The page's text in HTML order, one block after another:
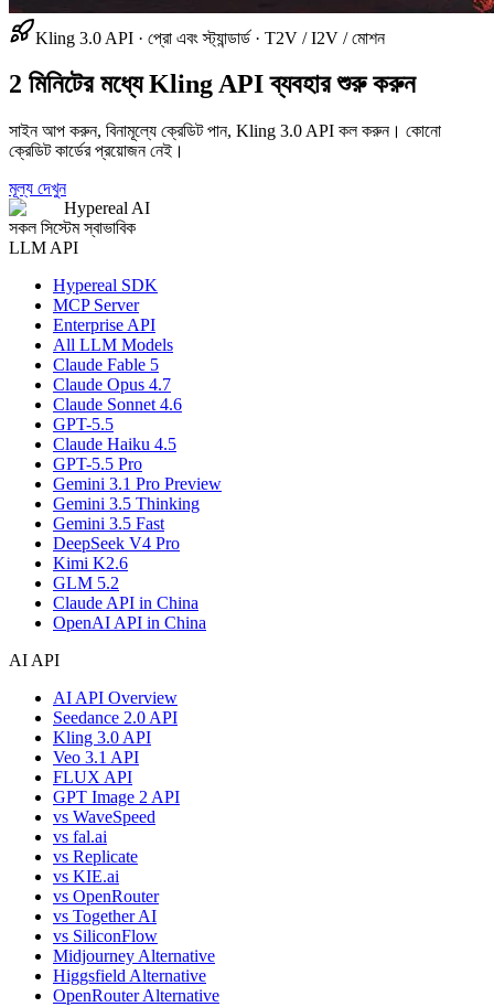
Kling 3.0 API · প্রো এবং স্ট্যান্ডার্ড · T2V / I2V / মোশন
2 মিনিটের মধ্যে Kling API ব্যবহার শুরু করুন
সাইন আপ করুন, বিনামূল্যে ক্রেডিট পান, Kling 3.0 API কল করুন। কোনো
ক্রেডিট কার্ডের প্রয়োজন নেই।
মূল্য দেখুন
Hypereal AI
সকল সিস্টেম স্বাভাবিক
LLM API
Hypereal SDK
MCP Server
Enterprise API
All LLM Models
Claude Fable 5
Claude Opus 4.7
Claude Sonnet 4.6
GPT-5.5
Claude Haiku 4.5
GPT-5.5 Pro
Gemini 3.1 Pro Preview
Gemini 3.5 Thinking
Gemini 3.5 Fast
DeepSeek V4 Pro
Kimi K2.6
GLM 5.2
Claude API in China
OpenAI API in China
AI API
AI API Overview
Seedance 2.0 API
Kling 3.0 API
Veo 3.1 API
FLUX API
GPT Image 2 API
vs WaveSpeed
vs fal.ai
vs Replicate
vs KIE.ai
vs OpenRouter
vs Together AI
vs SiliconFlow
Midjourney Alternative
Higgsfield Alternative
OpenRouter Alternative